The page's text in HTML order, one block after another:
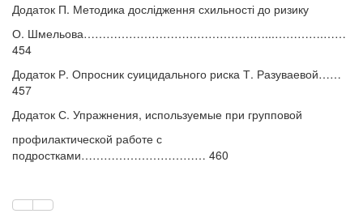
Додаток П. Методика дослідження схильності до ризику
О. Шмельова…………………………………………...………….……
454
Додаток Р. Опросник суицидального риска Т. Разуваевой……
457
Додаток С. Упражнения, используемые при групповой
профилактической работе с
подростками…………………………… 460